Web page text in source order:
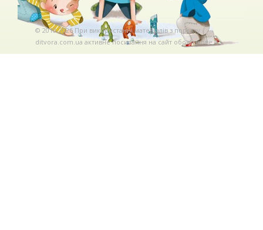
© 2010-2026 При використаннi матерiалiв з порталу
ditvora.com.ua активне посилання на сайт обов'язкове. .